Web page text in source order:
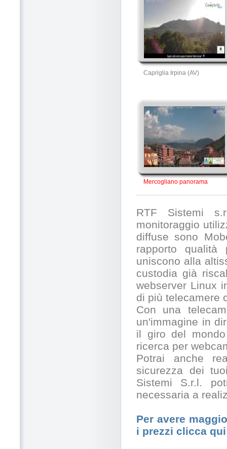
Capriglia Irpina (AV)
Mercogliano panorama
RTF Sistemi
monitoraggio
diffuse sono
rapporto qualità
uniscono alla
custodia già
webserver Linux
di più telecamere
Con una
un'immagine in
il giro del
ricerca per
Potrai anche
sicurezza dei
Sistemi S.r.l.
necessaria a
Per avere
i prezzi clicca qui